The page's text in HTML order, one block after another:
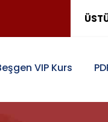
VIP Kurs